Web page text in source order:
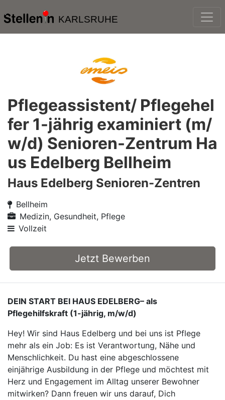
KARLSRUHE
Pflegeassistent/ Pflegehel
fer 1-jährig examiniert (m/
w/d) Senioren-Zentrum Ha
us Edelberg Bellheim
Haus Edelberg Senioren-Zentren
Bellheim
Medizin, Gesundheit, Pflege
Vollzeit
Jetzt Bewerben
DEIN START BEI HAUS EDELBERG– als
Pflegehilfskraft (1-jährig, m/w/d)
Hey! Wir sind Haus Edelberg und bei uns ist Pflege
mehr als ein Job: Es ist Verantwortung, Nähe und
Menschlichkeit. Du hast eine abgeschlossene
einjährige Ausbildung in der Pflege und möchtest mit
Herz und Engagement im Alltag unserer Bewohner
mitwirken? Dann freuen wir uns darauf, Dich